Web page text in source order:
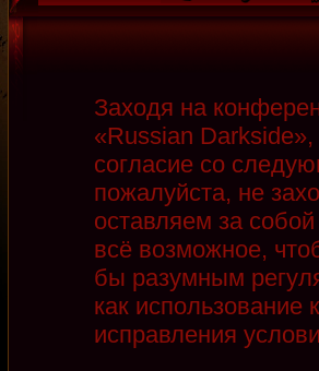
Заходя на
«Russian
согласие со
пожалуйста, не
оставляем за
всё возможное,
бы разумным
как
исправления